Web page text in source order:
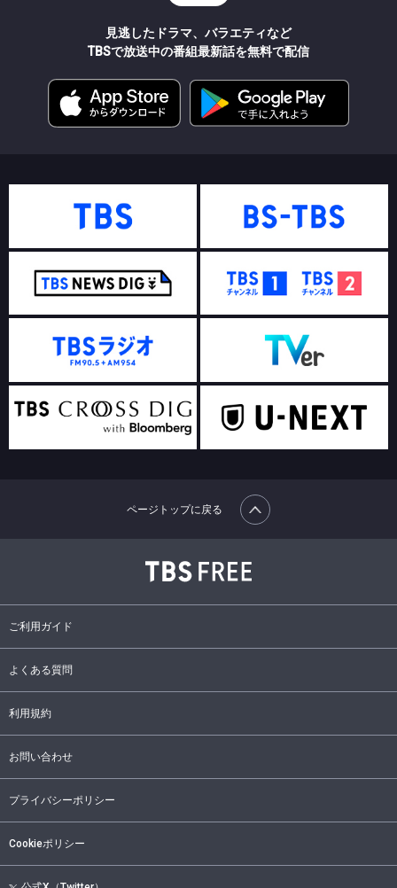
見逃したドラマ、バラエティなど
TBSで放送中の番組最新話を無料で配信
ご利用ガイド
よくある質問
利用規約
お問い合わせ
プライバシーポリシー
Cookieポリシー
ページトップに戻る